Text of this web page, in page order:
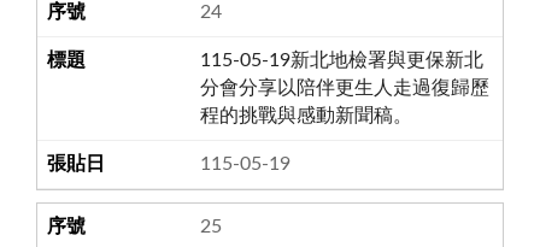
24
115-05-19新北地檢署與更保新北
分會分享以陪伴更生人走過復歸歷
程的挑戰與感動新聞稿。
115-05-19
25